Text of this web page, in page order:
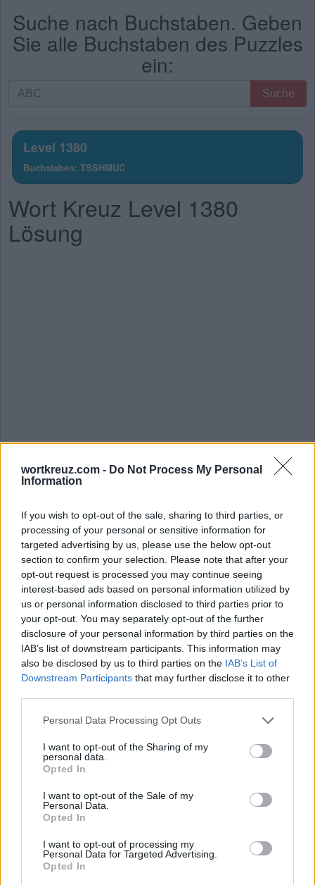
wortkreuz.com - Do Not Process My Personal
Information
If you wish to opt-out of the sale, sharing to third parties, or
processing of your personal or sensitive information for
targeted advertising by us, please use the below opt-out
section to confirm your selection. Please note that after your
opt-out request is processed you may continue seeing
interest-based ads based on personal information utilized by
us or personal information disclosed to third parties prior to
your opt-out. You may separately opt-out of the further
disclosure of your personal information by third parties on the
IAB’s list of downstream participants. This information may
also be disclosed by us to third parties on the IAB’s List of
Downstream Participants that may further disclose it to other
Personal Data Processing Opt Outs
I want to opt-out of the Sharing of my
personal data.
Opted In
I want to opt-out of the Sale of my
Personal Data.
Opted In
I want to opt-out of processing my
Personal Data for Targeted Advertising.
Opted In
Suche nach Buchstaben. Geben
Sie alle Buchstaben des Puzzles
ein:
Suche
Geben
Sie
alle
Buchstaben
des
Puzzles
ein:
Suche
Level 1380
Buchstaben: TSSHMUC
Wort Kreuz Level 1380
Lösung
Die Antwort auf dieses Rätsel lautet:
M
U S
T
M
U S
S
T
U S C
H
S
H
M
U S S
T
S
U C
T
S
C H M U S T
Bonusworte:
U C
H
U C
H
U M
U
M
U
T